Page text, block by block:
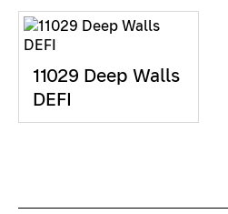
11029 Deep Walls
DEFI